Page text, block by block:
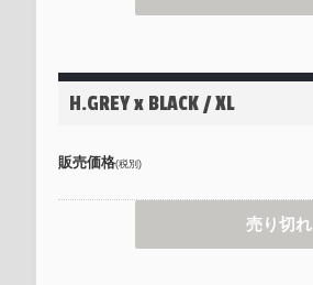
H.GREY x BLACK / XL
販売価格(税別)
売り切れ